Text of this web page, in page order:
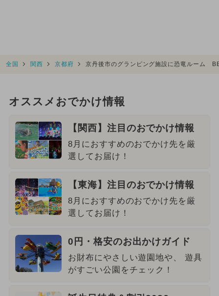
全国 関西 京都府 京丹後市のグランピング施設に恐竜ルーム
オススメおでかけ情報
【関西】注目のおでかけ情報
8月におすすめのおでかけ先を厳
選してお届け！
【東海】注目のおでかけ情報
8月におすすめのおでかけ先を厳
選してお届け！
0円・格安のお出かけガイド
お財布にやさしい遊園地や、 遊具
がすごい公園をチェック！